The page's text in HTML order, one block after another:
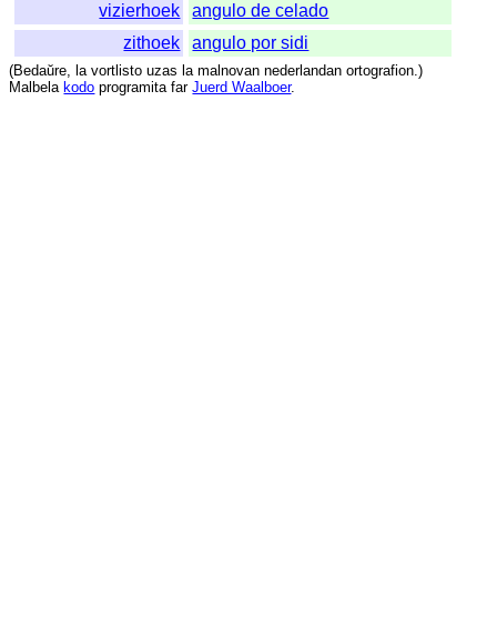
vizierhoek
angulo de celado
zithoek
angulo por sidi
(Bedaŭre, la vortlisto uzas la malnovan nederlandan ortografion.)
Malbela kodo programita far Juerd Waalboer.